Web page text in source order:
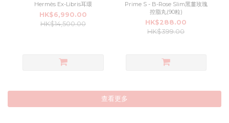
Hermès Ex-Libris耳環
HK$6,990.00
HK$14,500.00
Prime S - B-Rose Slim黑薑玫瑰
控脂丸(90粒)
HK$288.00
HK$399.00
查看更多